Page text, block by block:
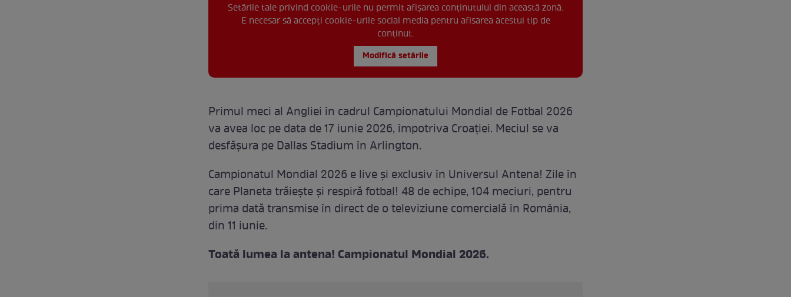
Setările tale privind cookie-urile nu permit afișarea conținutului din această zonă.
E necesar să accepți cookie-urile social media pentru afisarea acestui tip de
conținut.
Modifică setările
Primul meci al Angliei în cadrul Campionatului Mondial de Fotbal 2026
va avea loc pe data de 17 iunie 2026, împotriva Croației. Meciul se va
desfășura pe Dallas Stadium în Arlington.
Campionatul Mondial 2026 e live şi exclusiv în Universul Antena! Zile în
care Planeta trăieşte şi respiră fotbal! 48 de echipe, 104 meciuri, pentru
prima dată transmise în direct de o televiziune comercială în România,
din 11 iunie.
Toată lumea la antena! Campionatul Mondial 2026.